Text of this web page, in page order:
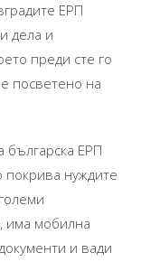
ЕРП
дела и
преди сте го
посветено на
българска ЕРП
покрива нуждите
има мобилна
и вади